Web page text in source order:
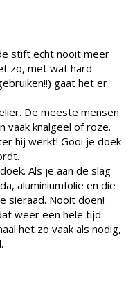
stift echt nooit meer
zo, met wat hard
gaat het er
De meeste mensen
vaak knalgeel of roze.
hij werkt! Gooi je doek
Als je aan de slag
aluminiumfolie en die
sieraad. Nooit doen!
weer een hele tijd
het zo vaak als nodig,